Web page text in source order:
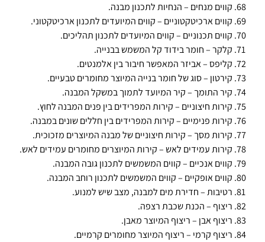
קווים מנחים – הנחיות לתכנון מבנה.
קווים ארכיטקטוניים – קווים המיועדים לתכנון ארכיטקטוני.
קווים תכנוניים – קווים המיועדים לתכנון תהליכים.
קלקר – חומר בידוד קל המשמש בבנייה.
קליפס – אביזר המאפשר חיבור בין אלמנטים.
קירטון – סוג של חומר בנייה המיוצר מחומרים טבעיים.
קיר התומך – קיר המיועד לתמוך במשקל המבנה.
קירות חיצוניים – קירות המפרידים בין פנים המבנה לחוץ.
קירות פנימיים – קירות המפרידים בין חללים שונים במבנה.
קירות מסך – קירות חיצוניים של מבנה המיוצרים מזכוכית.
קירות עמידים לאש – קירות המיוצרים מחומרים עמידים לאש.
קווים אנכיים – קווים המשמשים לתכנון גובה המבנה.
קווים אופקיים – קווים המשמשים לתכנון רוחב המבנה.
רטיבות – חדירת מים למבנה, מצב שיש למנוע.
ריצוף – הכנת שכבת רצפה.
ריצוף אבן – ריצוף המיוצר מאבן.
ריצוף קרמי – ריצוף המיוצר מחומרים קרמיים.